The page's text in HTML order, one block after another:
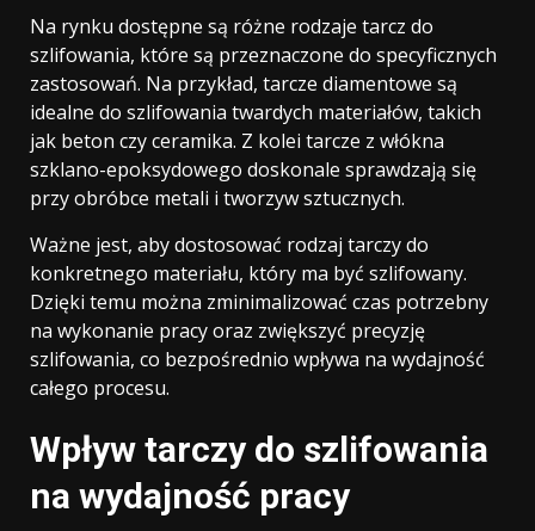
Na rynku dostępne są różne rodzaje tarcz do
szlifowania, które są przeznaczone do specyficznych
zastosowań. Na przykład, tarcze diamentowe są
idealne do szlifowania twardych materiałów, takich
jak beton czy ceramika. Z kolei tarcze z włókna
szklano-epoksydowego doskonale sprawdzają się
przy obróbce metali i tworzyw sztucznych.
Ważne jest, aby dostosować rodzaj tarczy do
konkretnego materiału, który ma być szlifowany.
Dzięki temu można zminimalizować czas potrzebny
na wykonanie pracy oraz zwiększyć precyzję
szlifowania, co bezpośrednio wpływa na wydajność
całego procesu.
Wpływ tarczy do szlifowania
na wydajność pracy